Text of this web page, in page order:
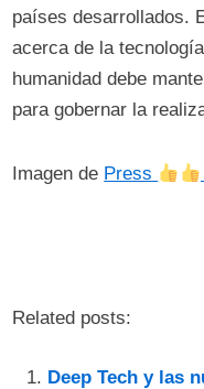
países desarrollados.
acerca de la
humanidad debe
para gobernar la
Imagen de Press
Related posts:
Deep Tech y las